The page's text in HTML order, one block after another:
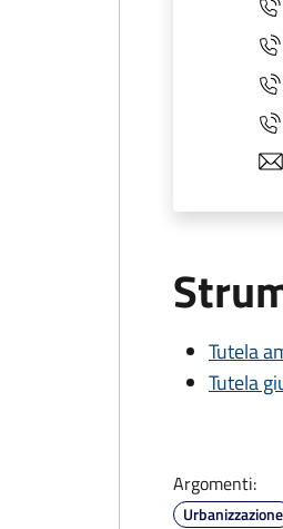
Tutela
Tutela
Argomenti:
Urbanizzazione